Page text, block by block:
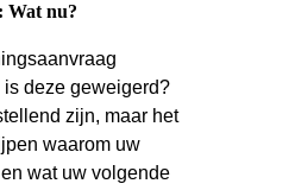
Wat nu?
deze geweigerd?
zijn, maar het
waarom uw
wat uw volgende